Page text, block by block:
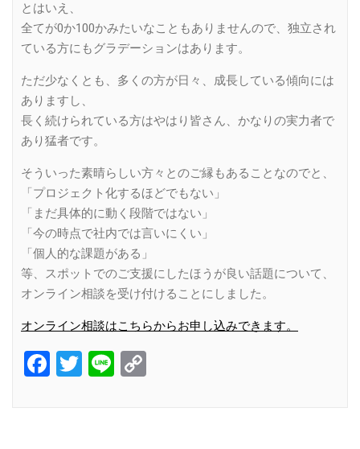
とはいえ、
全てが0か100かみたいなこともありませんので、独立され
ている方にもグラデーションはあります。
ただ少なくとも、多くの方が日々、成長している傾向には
ありますし、
長く続けられている方はやはり皆さん、かなりの実力者で
あり猛者です。
そういった素晴らしい方々とのご縁もあることなのでと、
「プロジェクト化するほどでもない」
「まだ具体的に動く段階ではない」
「今の時点で社内では言いにくい」
「個人的な課題がある」
等、スポットでのご支援にしたほうが良い話題について、
オンライン相談を受け付けることにしました。
オンライン相談はこちらからお申し込みできます。
Facebook
Twitter
Line